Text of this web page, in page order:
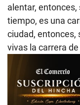
alentar,
tiempo, es una
ciudad, entonces,
vivas la carrera